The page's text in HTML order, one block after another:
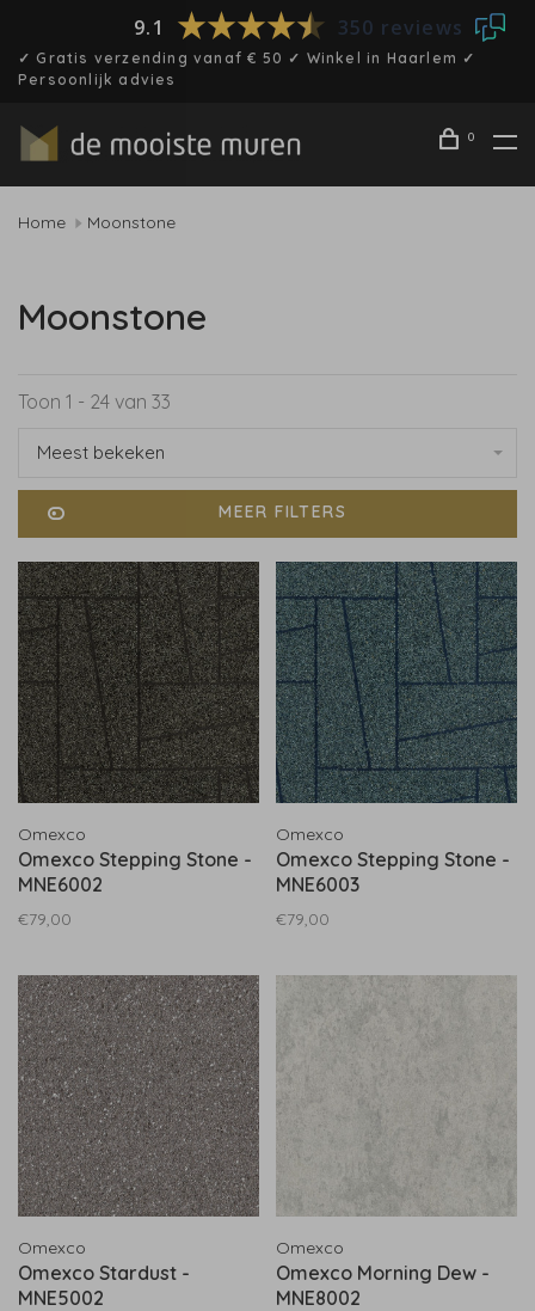
9.1 350 reviews
✓ Gratis verzending vanaf € 50 ✓ Winkel in Haarlem ✓
Persoonlijk advies
0
Home Moonstone
Moonstone
Toon 1 - 24 van 33
Meest bekeken
MEER FILTERS
Omexco
Omexco Stepping Stone -
MNE6002
€79,00
Omexco
Omexco Stepping Stone -
MNE6003
€79,00
Omexco
Omexco Stardust -
MNE5002
Omexco
Omexco Morning Dew -
MNE8002